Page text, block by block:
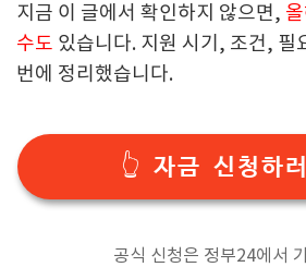
지금 이 글에서 확인하지 않으면,
수도 있습니다. 지원 시기, 조건, 필
번에 정리했습니다.
👆 자금 신청하
공식 신청은 정부24에서